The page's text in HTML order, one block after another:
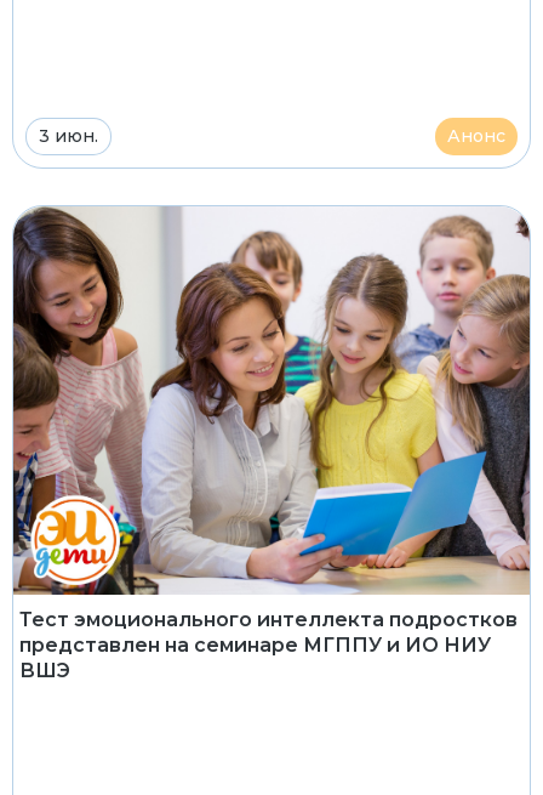
3 июн. Анонс
Тест эмоционального интеллекта подростков
представлен на семинаре МГППУ и ИО НИУ
ВШЭ